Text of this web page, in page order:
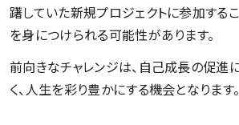
躇していた新規プロジェクトに参加する
を身につけられる可能性があります。
前向きなチャレンジは、自己成長の促進
く、人生を彩り豊かにする機会となります。